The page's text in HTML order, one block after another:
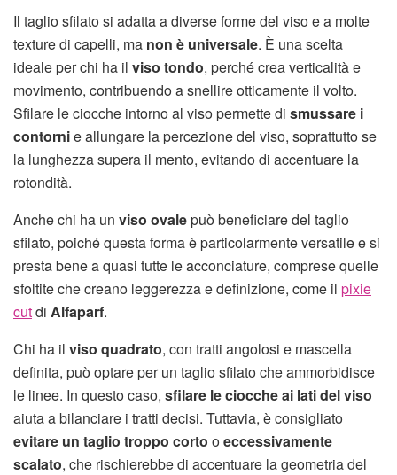
Il taglio sfilato si adatta a diverse forme del viso e a molte
texture di capelli, ma non è universale. È una scelta
ideale per chi ha il viso tondo, perché crea verticalità e
movimento, contribuendo a snellire otticamente il volto.
Sfilare le ciocche intorno al viso permette di smussare i
contornie allungare la percezione del viso, soprattutto se
la lunghezza supera il mento, evitando di accentuare la
rotondità.
Anche chi ha un viso ovalepuò beneficiare del taglio
sfilato, poiché questa forma è particolarmente versatile e si
presta bene a quasi tutte le acconciature, comprese quelle
sfoltite che creano leggerezza e definizione, come il pixie
cutdi Alfaparf.
Chi ha il viso quadrato, con tratti angolosi e mascella
definita, può optare per un taglio sfilato che ammorbidisce
le linee. In questo caso, sfilare le ciocche ai lati del viso
aiuta a bilanciare i tratti decisi. Tuttavia, è consigliato
evitare un taglio troppo corto oeccessivamente
scalato, che rischierebbe di accentuare la geometria del